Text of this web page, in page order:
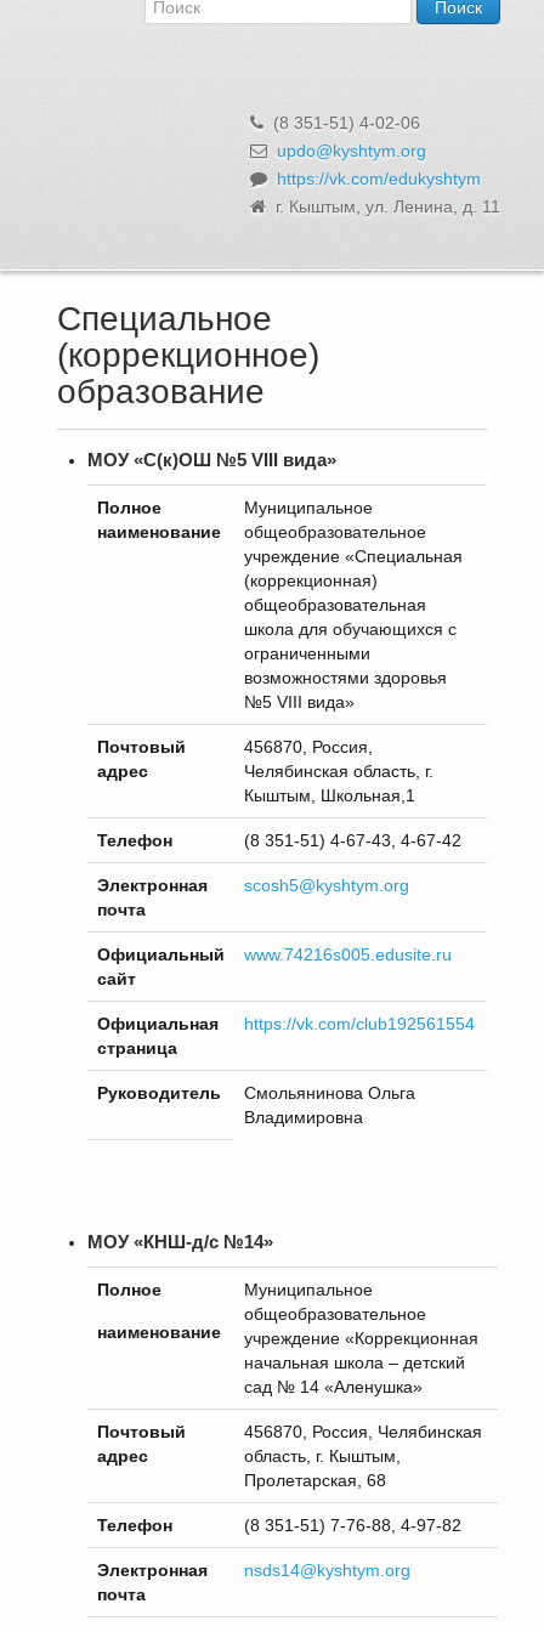
(8 351-51) 4-02-06
updo@kyshtym.org
https://vk.com/edukyshtym
г. Кыштым, ул. Ленина, д. 11
Об Управлении
Муниципальная служба и вакансии
Информационные системы, реестры и банки данных
Закупки для муниципальных нужд
Использование бюджетных средств
Специальное
(коррекционное)
образование
МОУ «С(к)ОШ №5 VIII вида»
Полное
наименование
Муниципальное
общеобразовательное
учреждение «Специальная
(коррекционная)
общеобразовательная
школа для обучающихся с
ограниченными
возможностями здоровья
№5 VIII вида»
Почтовый
адрес
456870, Россия,
Челябинская область, г.
Кыштым, Школьная,1
Телефон (8 351-51) 4-67-43, 4-67-42
Электронная
почта
scosh5@kyshtym.org
Официальный
сайт
www.74216s005.edusite. ru
Официальная
страница
https://vk.com/club192561554
Руководитель
Смольянинова Ольга
Владимировна
МОУ «КНШ-д/с №14»
Полное
наименование
Муниципальное
общеобразовательное
учреждение «Коррекционная
начальная школа – детский
сад № 14 «Аленушка»
Почтовый
адрес
456870, Россия, Челябинская
область, г. Кыштым,
Пролетарская, 68
Телефон (8 351-51) 7-76-88, 4-97-82
Электронная
почта
nsds14@kyshtym.org